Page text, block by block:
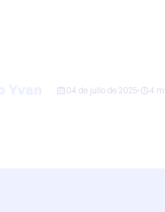
04 de julio de 2025· 4